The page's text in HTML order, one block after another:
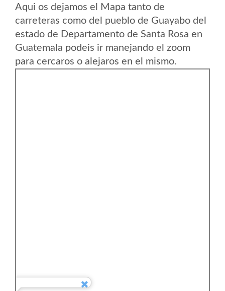
Aqui os dejamos el Mapa tanto de
carreteras como del pueblo de Guayabo del
estado de Departamento de Santa Rosa en
Guatemala podeis ir manejando el zoom
para cercaros o alejaros en el mismo.